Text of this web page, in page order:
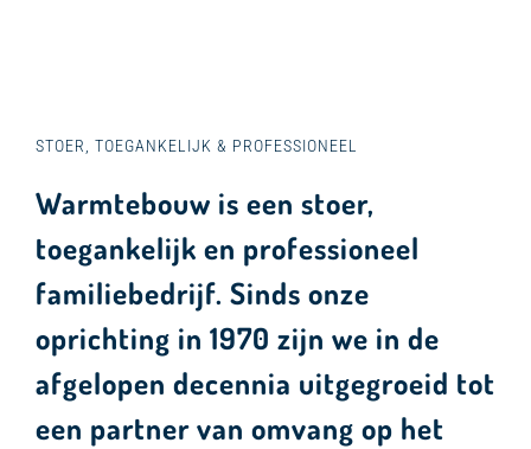
STOER, TOEGANKELIJK & PROFESSIONEEL
Warmtebouw is een stoer,
toegankelijk en professioneel
familiebedrijf. Sinds onze
oprichting in 1970 zijn we in de
afgelopen decennia uitgegroeid tot
een partner van omvang op het